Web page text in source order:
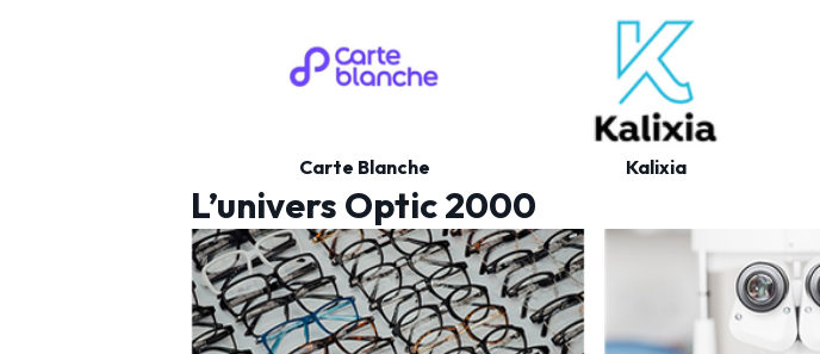
Carte Blanche Kalixia
L’univers Optic 2000